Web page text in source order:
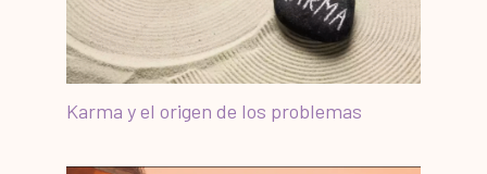
Karma y el origen de los problemas